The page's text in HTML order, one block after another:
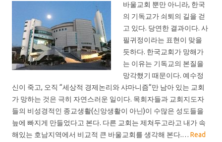
바울교회 뿐만 아니라, 한국
의 기독교가 쇠퇴의 길을 걷
고 있다. 당연한 결과이다. 사
필귀정이라는 표현이 맞을
듯하다. 한국교회가 망해가
는 이유는 기독교의 본질을
망각했기 때문이다. 예수정
신이 죽고, 오직 “세상적 경제논리와 샤마니즘“만 남아 있는 교회
가 망하는 것은 극히 자연스러운 일이다. 목회자들과 교회지도자
들의 비성경적인 종교생활(신앙생활이 아닌)이 수많은 성도들을
늪에 빠지게 만들었다고 본다. 다른 교회는 제쳐두고라고 내가 속
해있는 호남지역에서 비교적 큰 바울교회를 생각해 본다.… Read